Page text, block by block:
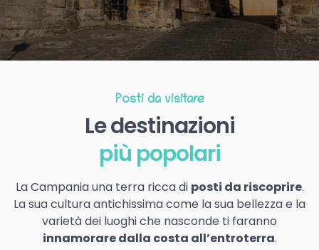
Posti da visitare
Le destinazioni
più popolari
La Campania una terra ricca di posti da riscoprire.
La sua cultura antichissima come la sua bellezza e la
varietà dei luoghi che nasconde ti faranno
innamorare dalla costa all’entroterra.